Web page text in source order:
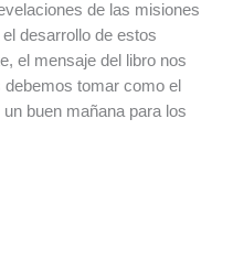
de las misiones
desarrollo de estos
el mensaje del libro nos
tomar como el
buen mañana para los